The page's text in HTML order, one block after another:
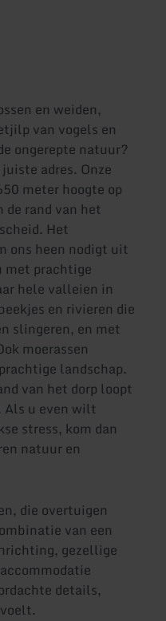
en weiden,
van vogels en
ongerepte natuur?
adres. Onze
meter hoogte op
de rand van het
Het
ons heen nodigt uit
met prachtige
hele valleien in
en rivieren die
slingeren, en met
moerassen
landschap.
van het dorp loopt
Als u even wilt
stress, kom dan
natuur en
die overtuigen
van een
gezellige
details,